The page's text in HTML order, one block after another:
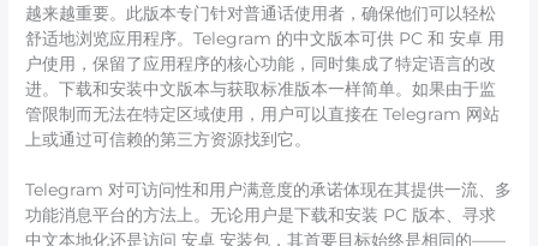
越来越重要。此版本专门针对普通话使用者，确保他们可以轻松
舒适地浏览应用程序。Telegram 的中文版本可供 PC 和 安卓 用
户使用，保留了应用程序的核心功能，同时集成了特定语言的改
进。下载和安装中文版本与获取标准版本一样简单。如果由于监
管限制而无法在特定区域使用，用户可以直接在 Telegram 网站
上或通过可信赖的第三方资源找到它。
Telegram 对可访问性和用户满意度的承诺体现在其提供一流、多
功能消息平台的方法上。无论用户是下载和安装 PC 版本、寻求
中文本地化还是访问 安卓 安装包，其首要目标始终是相同的——